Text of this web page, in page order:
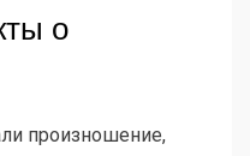
о
произношение,